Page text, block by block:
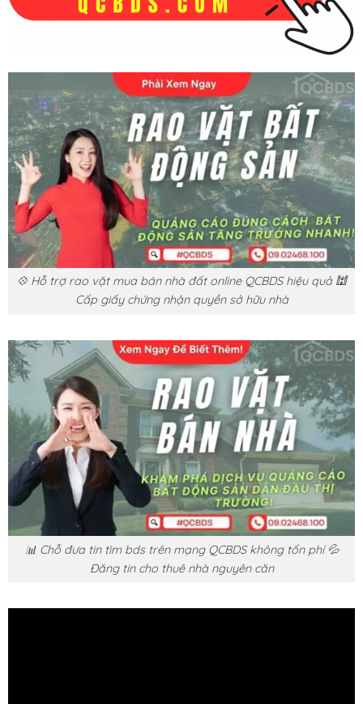
💠 Hỗ trợ rao vặt mua bán nhà đất online QCBDS hiệu quả 🕍
Cấp giấy chứng nhận quyền sở hữu nhà
📊 Chỗ đưa tin tìm bds trên mạng QCBDS không tốn phí 💦
Đăng tin cho thuê nhà nguyên căn